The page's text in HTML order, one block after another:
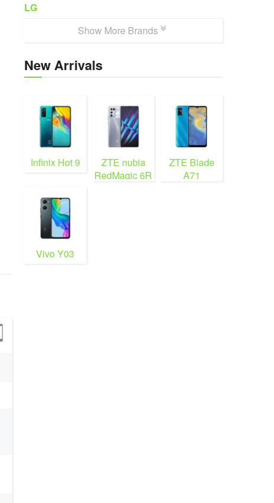
LG
Show More Brands
New Arrivals
Infinix Hot 9
ZTE nubia
RedMagic 6R
ZTE Blade
A71
Vivo Y03